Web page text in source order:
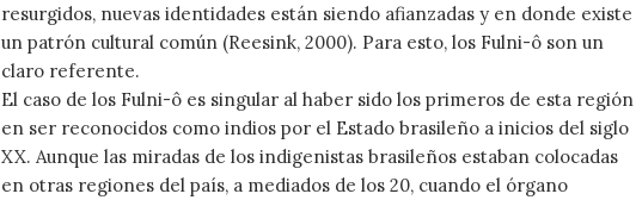
resurgidos, nuevas identidades están siendo afianzadas y en donde existe
un patrón cultural común (Reesink, 2000). Para esto, los Fulni-ô son un
claro referente.
El caso de los Fulni-ô es singular al haber sido los primeros de esta región
en ser reconocidos como indios por el Estado brasileño a inicios del siglo
XX. Aunque las miradas de los indigenistas brasileños estaban colocadas
en otras regiones del país, a mediados de los 20, cuando el órgano